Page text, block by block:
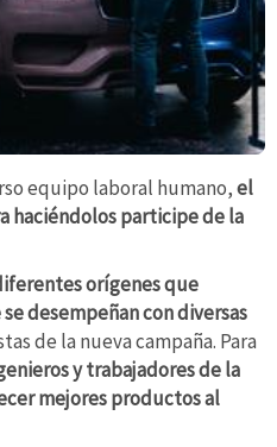
equipo laboral humano,el
haciéndolos participe de la
orígenes que
desempeñan con diversas
de la nueva campaña. Para
y trabajadores de la
mejores productos al